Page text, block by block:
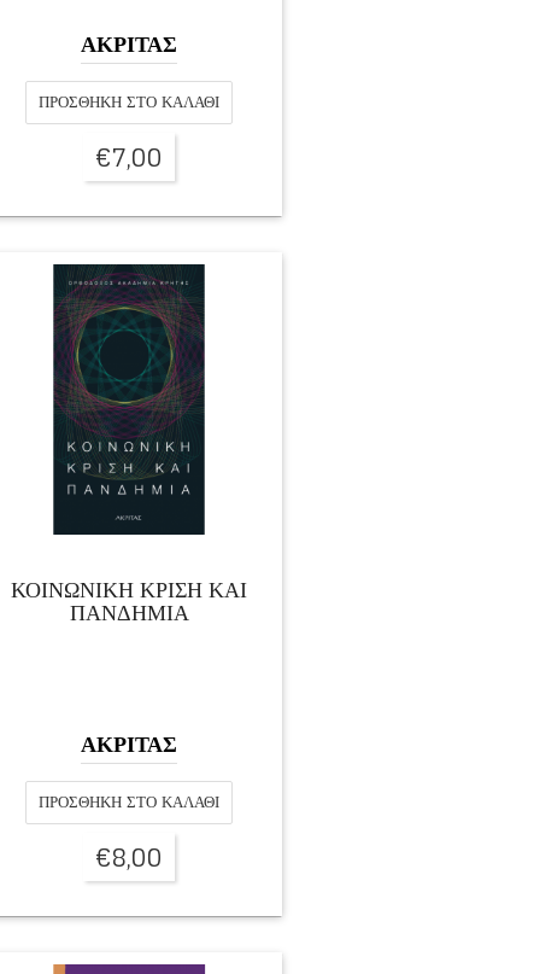
ΑΚΡΙΤΑΣ
ΠΡΟΣΘΉΚΗ ΣΤΟ ΚΑΛΆΘΙ
€7,00
ΚΟΙΝΩΝΙΚΗ ΚΡΙΣΗ ΚΑΙ
ΠΑΝΔΗΜΙΑ
ΑΚΡΙΤΑΣ
ΠΡΟΣΘΉΚΗ ΣΤΟ ΚΑΛΆΘΙ
€8,00